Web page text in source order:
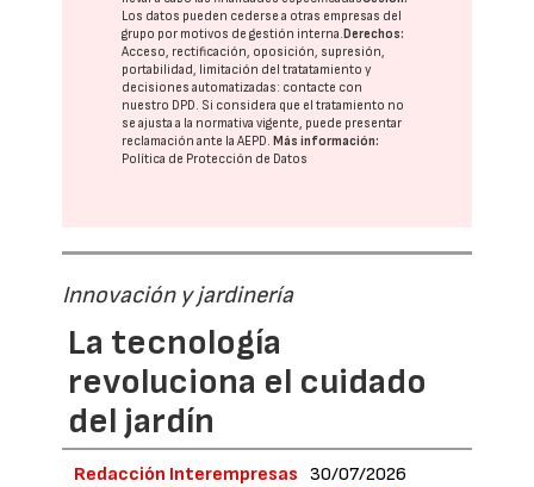
Los datos pueden cederse a otras empresas del
grupo por motivos de gestión interna.Derechos:
Acceso, rectificación, oposición, supresión,
portabilidad, limitación del tratatamiento y
decisiones automatizadas: contacte con
nuestro DPD . Si considera que el tratamiento no
se ajusta a la normativa vigente, puede presentar
reclamación ante laAEPD .Más información:
Política de Protección de Datos
Innovación y jardinería
La tecnología
revoluciona el cuidado
del jardín
Redacción Interempresas 30/07/2026